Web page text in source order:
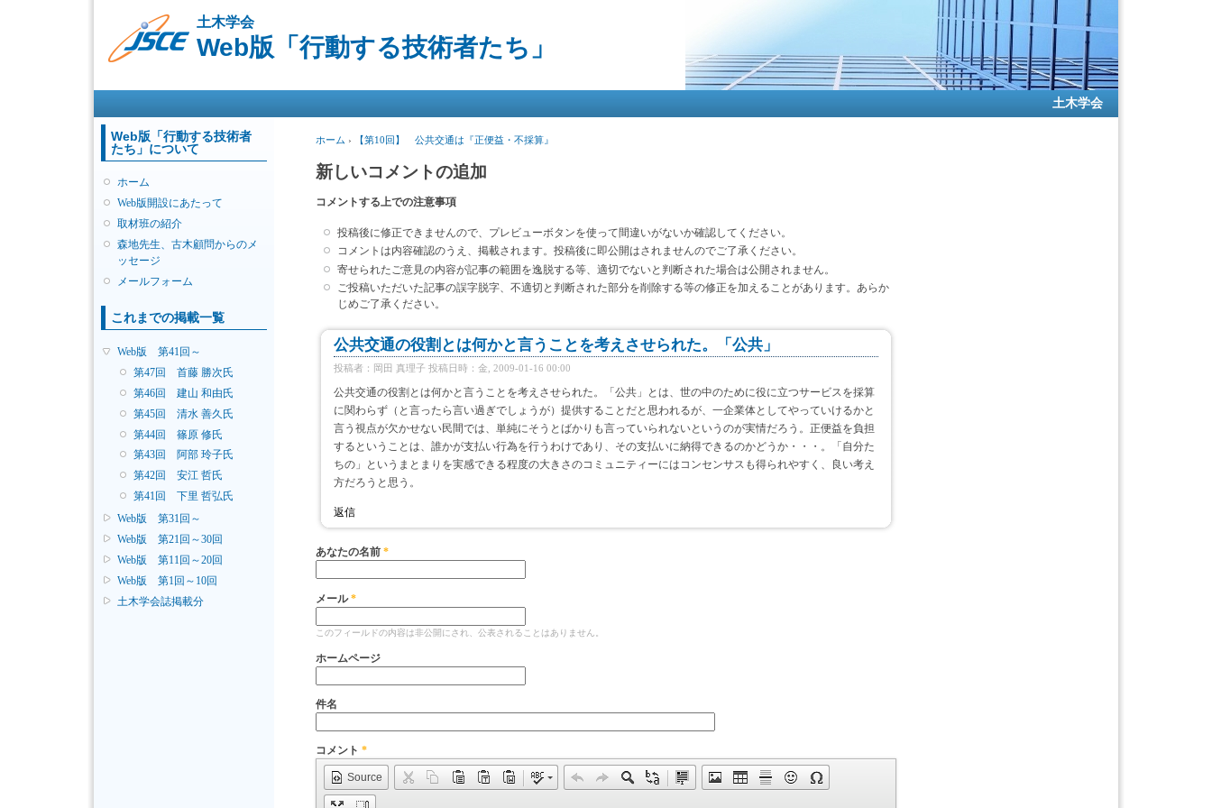
土木学会
Web版「行動する技術者たち」
土木学会
Web版「行動する技術者
たち」について
ホーム
Web版開設にあたって
取材班の紹介
森地先生、古木顧問からのメ
ッセージ
メールフォーム
これまでの掲載一覧
Web版 第41回～
第47回 首藤 勝次氏
第46回 建山 和由氏
第45回 清水 善久氏
第44回 篠原 修氏
第43回 阿部 玲子氏
第42回 安江 哲氏
第41回 下里 哲弘氏
Web版 第31回～
Web版 第21回～30回
Web版 第11回～20回
Web版 第1回～10回
土木学会誌掲載分
現在地
ホーム › 【第10回】 公共交通は『正便益・不採算』
新しいコメントの追加
コメントする上での注意事項
投稿後に修正できませんので、プレビューボタンを使って間違いがないか確認してください。
コメントは内容確認のうえ、掲載されます。投稿後に即公開はされませんのでご了承ください。
寄せられたご意見の内容が記事の範囲を逸脱する等、適切でないと判断された場合は公開されません。
ご投稿いただいた記事の誤字脱字、不適切と判断された部分を削除する等の修正を加えることがあります。あらか
じめご了承ください。
公共交通の役割とは何かと言うことを考えさせられた。「公共」
投稿者： 岡田 真理子 投稿日時：金, 2009-01-16 00:00
公共交通の役割とは何かと言うことを考えさせられた。「公共」とは、世の中のために役に立つサービスを採算
に関わらず（と言ったら言い過ぎでしょうが）提供することだと思われるが、一企業体としてやっていけるかと
言う視点が欠かせない民間では、単純にそうとばかりも言っていられないというのが実情だろう。正便益を負担
するということは、誰かが支払い行為を行うわけであり、その支払いに納得できるのかどうか・・・。「自分た
ちの」というまとまりを実感できる程度の大きさのコミュニティーにはコンセンサスも得られやすく、良い考え
方だろうと思う。
返信
あなたの名前 *
メール*
このフィールドの内容は非公開にされ、公表されることはありません。
ホームページ
件名
コメント *
Source